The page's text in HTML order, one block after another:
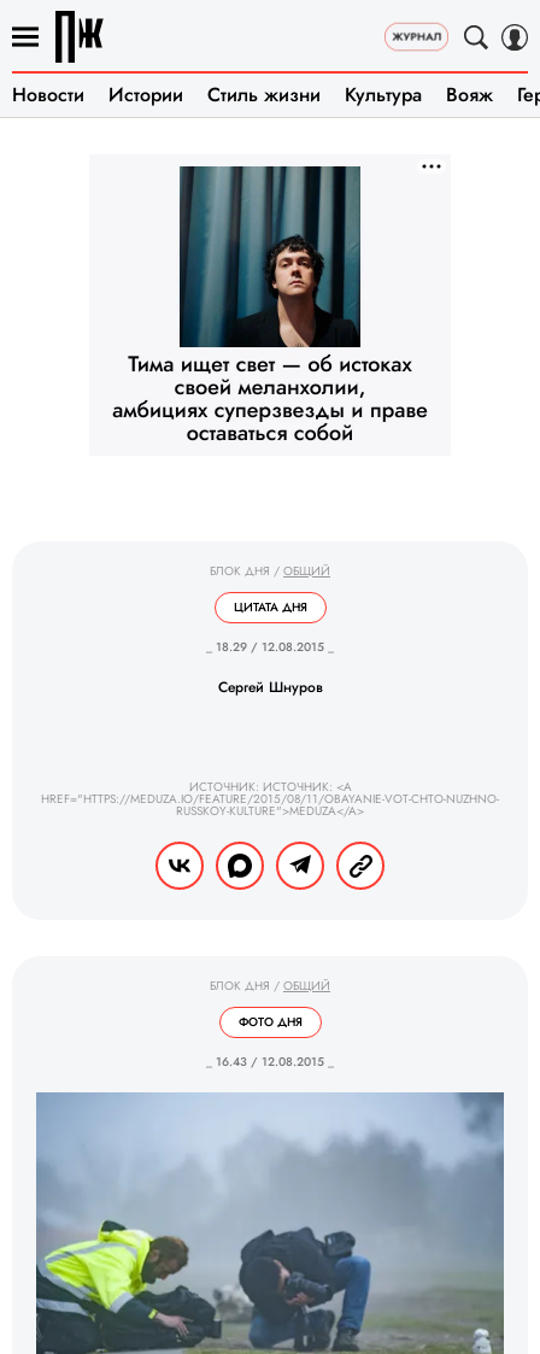
Новости Истории Стиль жизни Культура Вояж
БЛОК ДНЯ / ОБЩИЙ
ЦИТАТА ДНЯ
_ 18.29 / 12.08.2015 _
Сергей Шнуров
ИСТОЧНИК: ИСТОЧНИК: <A
HREF="HTTPS://MEDUZA.IO/FEATURE/2015/08/11/OBAYANIE-VOT-CHTO-NUZHNO-
RUSSKOY-KULTURE">MEDUZA</A>
БЛОК ДНЯ / ОБЩИЙ
ФОТО ДНЯ
_ 16.43 / 12.08.2015 _